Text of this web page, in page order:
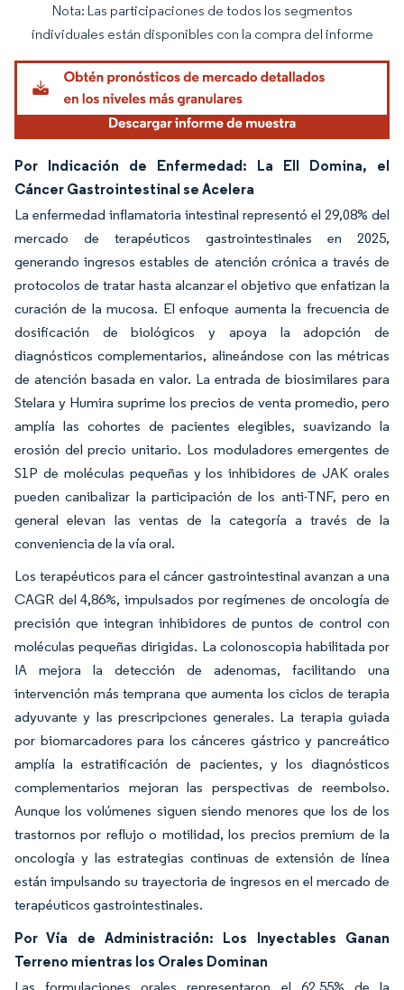
Imagen © Mordor Intelligence. El uso requiere atribución según CC BY 4.0.
Nota: Las participaciones de todos los segmentos
individuales están disponibles con la compra del informe
Por Indicación de Enfermedad: La EII Domina, el
Cáncer Gastrointestinal se Acelera
La enfermedad inflamatoria intestinal representó el 29,08% del
mercado de terapéuticos gastrointestinales en 2025,
generando ingresos estables de atención crónica a través de
protocolos de tratar hasta alcanzar el objetivo que enfatizan la
curación de la mucosa. El enfoque aumenta la frecuencia de
dosificación de biológicos y apoya la adopción de
diagnósticos complementarios, alineándose con las métricas
de atención basada en valor. La entrada de biosimilares para
Stelara y Humira suprime los precios de venta promedio, pero
amplía las cohortes de pacientes elegibles, suavizando la
erosión del precio unitario. Los moduladores emergentes de
S1P de moléculas pequeñas y los inhibidores de JAK orales
pueden canibalizar la participación de los anti-TNF, pero en
general elevan las ventas de la categoría a través de la
conveniencia de la vía oral.
Los terapéuticos para el cáncer gastrointestinal avanzan a una
CAGR del 4,86%, impulsados por regímenes de oncología de
precisión que integran inhibidores de puntos de control con
moléculas pequeñas dirigidas. La colonoscopia habilitada por
IA mejora la detección de adenomas, facilitando una
intervención más temprana que aumenta los ciclos de terapia
adyuvante y las prescripciones generales. La terapia guiada
por biomarcadores para los cánceres gástrico y pancreático
amplía la estratificación de pacientes, y los diagnósticos
complementarios mejoran las perspectivas de reembolso.
Aunque los volúmenes siguen siendo menores que los de los
trastornos por reflujo o motilidad, los precios premium de la
oncología y las estrategias continuas de extensión de línea
están impulsando su trayectoria de ingresos en el mercado de
terapéuticos gastrointestinales.
Por Vía de Administración: Los Inyectables Ganan
Terreno mientras los Orales Dominan